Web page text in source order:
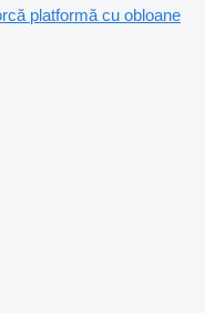
platformă cu obloane